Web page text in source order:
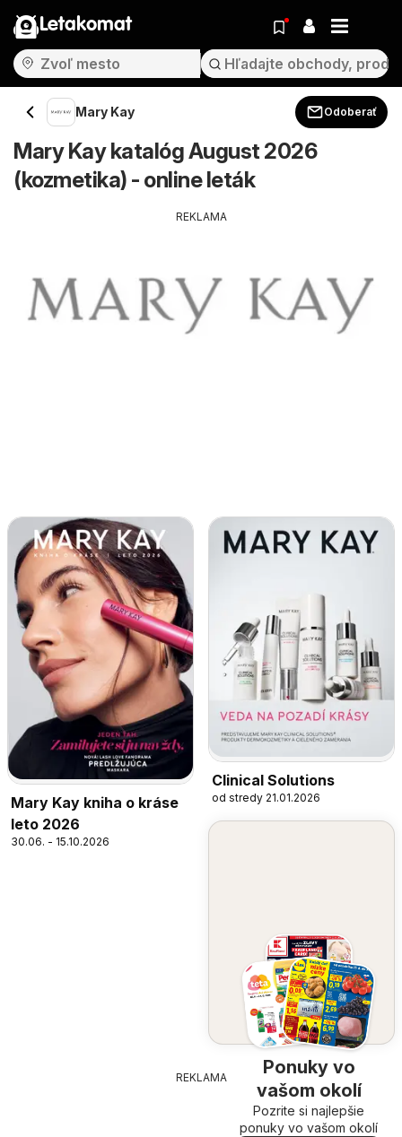
Letakomat
Mary Kay Odoberať
Mary Kay katalóg August 2026
(kozmetika) - online leták
REKLAMA
Mary Kay kniha o kráse
leto 2026
30.06. - 15.10.2026
Clinical Solutions
od stredy 21.01.2026
Ponuky vo
vašom okolí
Pozrite si najlepšie
ponuky vo vašom okolí
REKLAMA